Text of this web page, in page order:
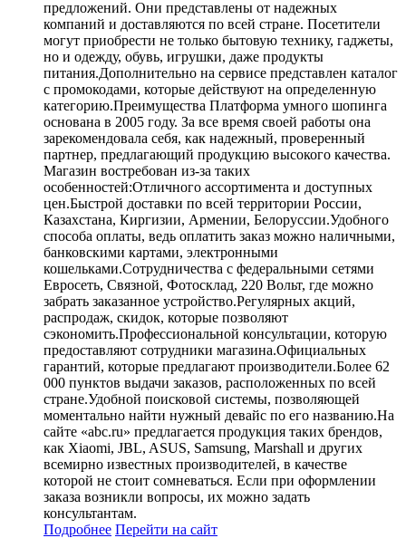
предложений. Они представлены от надежных
компаний и доставляются по всей стране. Посетители
могут приобрести не только бытовую технику, гаджеты,
но и одежду, обувь, игрушки, даже продукты
питания.Дополнительно на сервисе представлен каталог
с промокодами, которые действуют на определенную
категорию.Преимущества Платформа умного шопинга
основана в 2005 году. За все время своей работы она
зарекомендовала себя, как надежный, проверенный
партнер, предлагающий продукцию высокого качества.
Магазин востребован из-за таких
особенностей:Отличного ассортимента и доступных
цен.Быстрой доставки по всей территории России,
Казахстана, Киргизии, Армении, Белоруссии.Удобного
способа оплаты, ведь оплатить заказ можно наличными,
банковскими картами, электронными
кошельками.Сотрудничества с федеральными сетями
Евросеть, Связной, Фотосклад, 220 Вольт, где можно
забрать заказанное устройство.Регулярных акций,
распродаж, скидок, которые позволяют
сэкономить.Профессиональной консультации, которую
предоставляют сотрудники магазина.Официальных
гарантий, которые предлагают производители.Более 62
000 пунктов выдачи заказов, расположенных по всей
стране.Удобной поисковой системы, позволяющей
моментально найти нужный девайс по его названию.На
сайте «abc.ru» предлагается продукция таких брендов,
как Xiaomi, JBL, ASUS, Samsung, Marshall и других
всемирно известных производителей, в качестве
которой не стоит сомневаться. Если при оформлении
заказа возникли вопросы, их можно задать
консультантам.
Подробнее Перейти на сайт